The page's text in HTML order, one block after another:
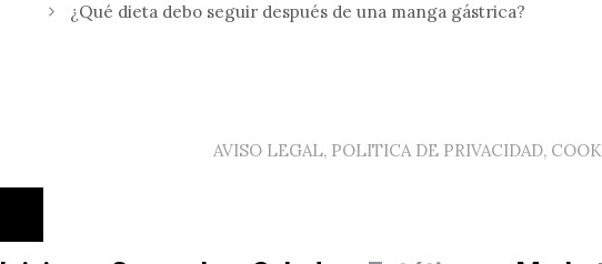
¿Qué dieta debo seguir después de una manga gástrica?
AVISO LEGAL, POLITICA DE PRIVACIDAD,
Cerrar